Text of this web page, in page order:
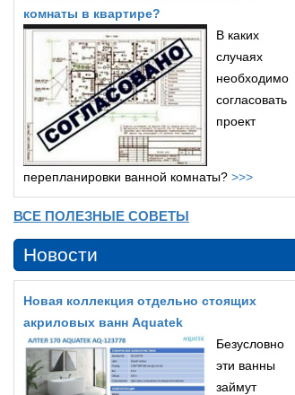
комнаты в квартире?
В каких
случаях
необходимо
согласовать
проект
перепланировки ванной комнаты? >>>
ВСЕ ПОЛЕЗНЫЕ СОВЕТЫ
Новости
Новая коллекция отдельно стоящих
акриловых ванн Aquatek
Безусловно
эти ванны
займут